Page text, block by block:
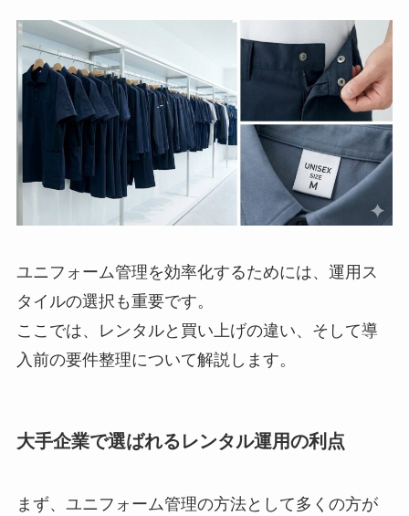
ユニフォーム管理を効率化するためには、運用ス
タイルの選択も重要です。
ここでは、レンタルと買い上げの違い、そして導
入前の要件整理について解説します。
大手企業で選ばれるレンタル運用の利点
まず、ユニフォーム管理の方法として多くの方が